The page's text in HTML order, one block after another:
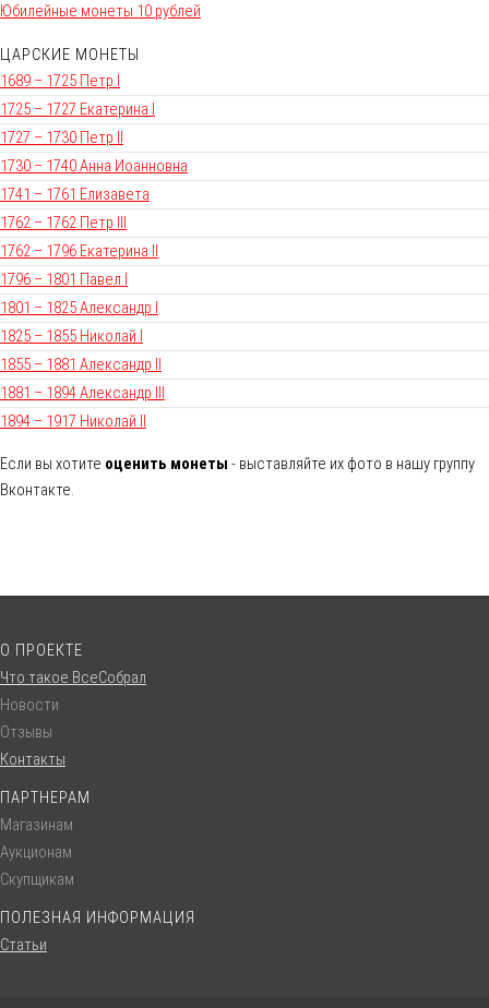
Юбилейные монеты 10 рублей
ЦАРСКИЕ МОНЕТЫ
1689 – 1725 Петр I
1725 – 1727 Екатерина I
1727 – 1730 Петр II
1730 – 1740 Анна Иоанновна
1741 – 1761 Елизавета
1762 – 1762 Петр III
1762 – 1796 Екатерина II
1796 – 1801 Павел I
1801 – 1825 Александр I
1825 – 1855 Николай I
1855 – 1881 Александр II
1881 – 1894 Александр III
1894 – 1917 Николай II
Если вы хотите оценить монеты - выставляйте их фото в нашу группу
Вконтакте.
О ПРОЕКТЕ
Что такое ВсеСобрал
Новости
Отзывы
Контакты
ПАРТНЕРАМ
Магазинам
Аукционам
Скупщикам
ПОЛЕЗНАЯ ИНФОРМАЦИЯ
Статьи